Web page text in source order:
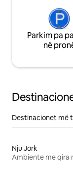
Parkim pa
në
Destinacionet më
Nju Jork
Ambiente me qira